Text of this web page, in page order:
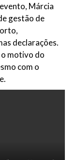
Márcia
gestão de
declarações.
o motivo do
com o